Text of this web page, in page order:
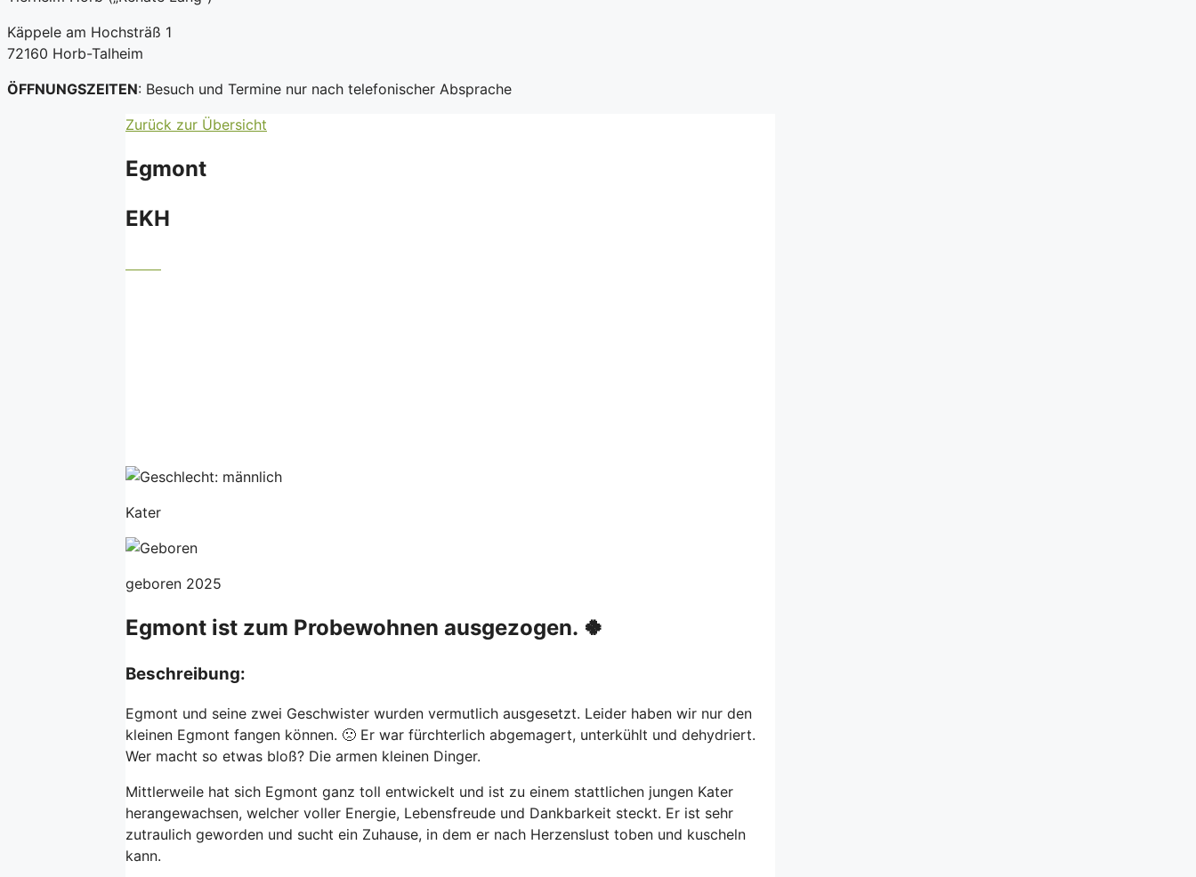
Käppele am Hochsträß 1
72160 Horb-Talheim
ÖFFNUNGSZEITEN: Besuch und Termine nur nach telefonischer Absprache
Zurück zur Übersicht
Egmont
EKH
Kater
geboren 2025
Egmont ist zum Probewohnen ausgezogen. 🍀
Beschreibung:
Egmont und seine zwei Geschwister wurden vermutlich ausgesetzt. Leider haben wir nur den
kleinen Egmont fangen können. 🙁 Er war fürchterlich abgemagert, unterkühlt und dehydriert.
Wer macht so etwas bloß? Die armen kleinen Dinger.
Mittlerweile hat sich Egmont ganz toll entwickelt und ist zu einem stattlichen jungen Kater
herangewachsen, welcher voller Energie, Lebensfreude und Dankbarkeit steckt. Er ist sehr
zutraulich geworden und sucht ein Zuhause, in dem er nach Herzenslust toben und kuscheln
kann.